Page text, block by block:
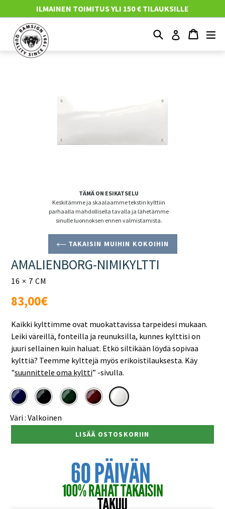
suoraan
sisältöön
ILMAINEN TOIMITUS YLI 150 € TILAUKSILLE
Etsi Kirjaudu
TÄMÄ ON ESIKATSELU
Keskitämme ja skaalaamme tekstin kylttiin
parhaalla mahdollisella tavalla ja lähetämme
sinulle luonnoksen ennen valmistamista.
TAKAISIN MUIHIN KOKOIHIN
AMALIENBORG-NIMIKYLTTI
16 × 7 CM
Normaali
hinta
83,00€
Kaikki kylttimme ovat muokattavissa tarpeidesi mukaan.
Leiki väreillä, fonteilla ja reunuksilla, kunnes kylttisi on
juuri sellainen kuin haluat. Etkö siltikään löydä sopivaa
kylttiä? Teemme kylttejä myös erikoistilauksesta. Käy
"suunnittele oma kyltti” -sivulla.
Väri :Valkoinen
LISÄÄ OSTOSKORIIN